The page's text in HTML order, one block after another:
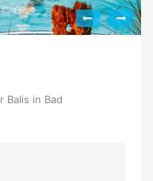
Balis in Bad